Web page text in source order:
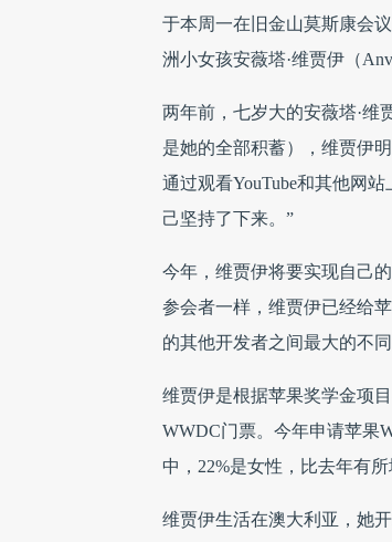
于本周一在旧金山莫斯康会
洲小女孩安薇塔·维贾伊（
两年前，七岁大的安薇塔·维
是她的全部积蓄），维贾伊
通过观看YouTube和其他网
己坚持了下来。”
今年，维贾伊将要实现自己
参会者一样，维贾伊已经给
的其他开发者之间最大的不
维贾伊是根据苹果奖学金项
WWDC门票。今年申请苹果
中，22%是女性，比去年有所
维贾伊生活在澳大利亚，她